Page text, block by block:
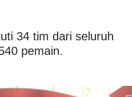
34 tim dari seluruh
pemain.